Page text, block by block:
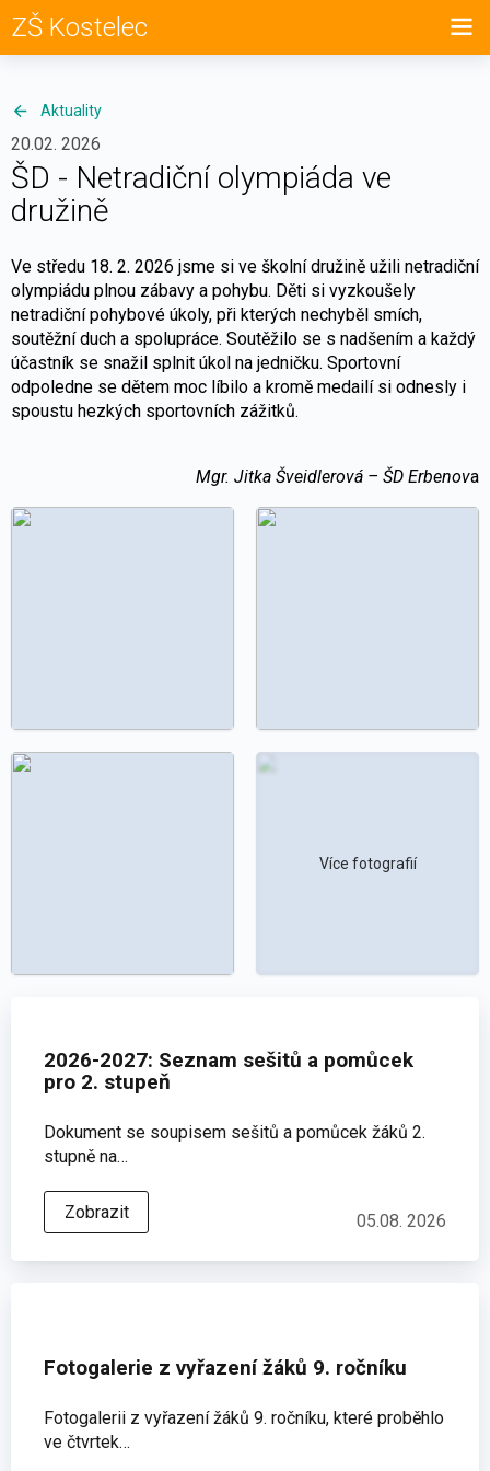
ZŠ Kostelec
Aktuality
20.02. 2026
ŠD - Netradiční olympiáda ve
družině
Ve středu 18. 2. 2026 jsme si ve školní družině užili netradiční
olympiádu plnou zábavy a pohybu. Děti si vyzkoušely
netradiční pohybové úkoly, při kterých nechyběl smích,
soutěžní duch a spolupráce. Soutěžilo se s nadšením a každý
účastník se snažil splnit úkol na jedničku. Sportovní
odpoledne se dětem moc líbilo a kromě medailí si odnesly i
spoustu hezkých sportovních zážitků.
Mgr. Jitka Šveidlerová – ŠD Erbenova
Více fotografií
2026-2027: Seznam sešitů a pomůcek
pro 2. stupeň
Dokument se soupisem sešitů a pomůcek žáků 2.
stupně na…
Zobrazit 05.08. 2026
Fotogalerie z vyřazení žáků 9. ročníku
Fotogalerii z vyřazení žáků 9. ročníku, které proběhlo
ve čtvrtek…